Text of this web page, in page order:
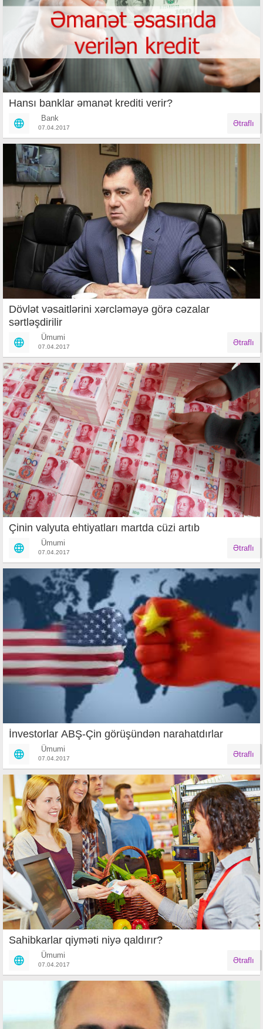
Hansı banklar əmanət krediti verir?
Bank
07.04.2017 Ətraflı
Dövlət vəsaitlərini xərcləməyə görə cəzalar
sərtləşdirilir
Ümumi
07.04.2017 Ətraflı
Çinin valyuta ehtiyatları martda cüzi artıb
Ümumi
07.04.2017 Ətraflı
İnvestorlar ABŞ-Çin görüşündən narahatdırlar
Ümumi
07.04.2017 Ətraflı
Sahibkarlar qiyməti niyə qaldırır?
Ümumi
07.04.2017 Ətraflı